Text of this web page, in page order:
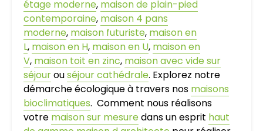
étage moderne, maison de plain-pied
contemporaine, maison 4 pans
moderne, maison futuriste, maison en
L, maison en H, maison en U, maison en
V, maison toit en zinc, maison avec vide sur
séjourouséjour cathédrale. Explorez notre
démarche écologique à travers nos maisons
bioclimatiques. Comment nous réalisons
votre maison sur mesuredans un esprit haut